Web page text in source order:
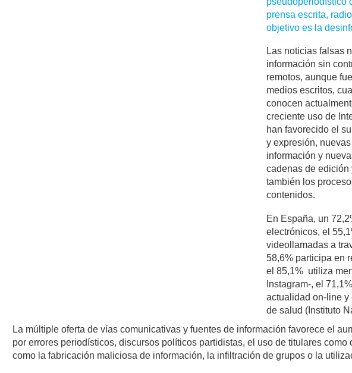
prensa escrita,
objetivo es la
Las noticias falsas
información sin
remotos, aunque
medios escritos,
conocen
creciente uso de
han favorecido el
y expresión,
información y
cadenas de edición
también los
contenidos.
En España, un
electrónicos, el
videollamadas a
58,6% participa en
el 85,1% utiliza
Instagram-, el
actualidad on-line y
de salud (Instituto
La múltiple oferta de vías comunicativas y fuentes de información favorece el
por errores periodísticos, discursos políticos partidistas, el uso de titulares
como la fabricación maliciosa de información, la infiltración de grupos o la